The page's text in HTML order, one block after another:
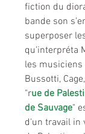
fiction du
bande son
superposer
qu'interpréta
les musiciens
Bussotti,
"rue de
de Sauvage"
d'un travail in